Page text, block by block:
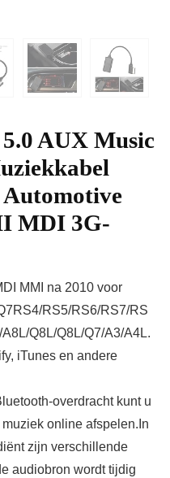
AUX Music
MDI 3G-
MMI na 2010 voor
RS5/RS6/RS7/RS
Q8L/Q8L/Q7/A3/A4L.
iTunes en andere
overdracht kunt u
online afspelen.In
zijn verschillende
audiobron wordt tijdig